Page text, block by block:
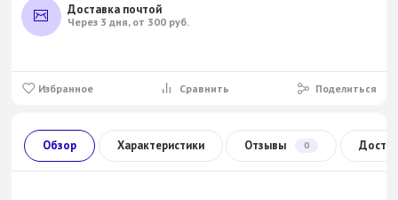
Доставка почтой
Через 3 дня, от 300 руб.
Избранное Сравнить Поделиться
Обзор Характеристики Отзывы 0